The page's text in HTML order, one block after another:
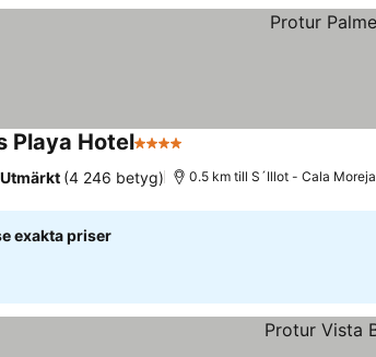
Playa Hotel4 Stjärnor
Utmärkt (4 246 betyg) 0.5 km till S´Illot - Cala Moreja
exakta priser